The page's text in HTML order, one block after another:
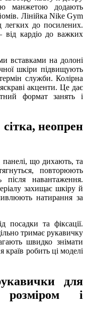
манжетою додають
Лінійка Nike Gym
легких до посилених.
кардіо до важких
вставками на долоні
шкіри підвищують
служби. Колірна
акценти. Це дає
формат занять і
сітка, неопрен
панелі, що дихають, та
повторюють
навантаження.
захищає шкіру й
натирання за
посадки та фіксації.
тримає рукавичку
швидко знімати
країв робить ці моделі
для
і